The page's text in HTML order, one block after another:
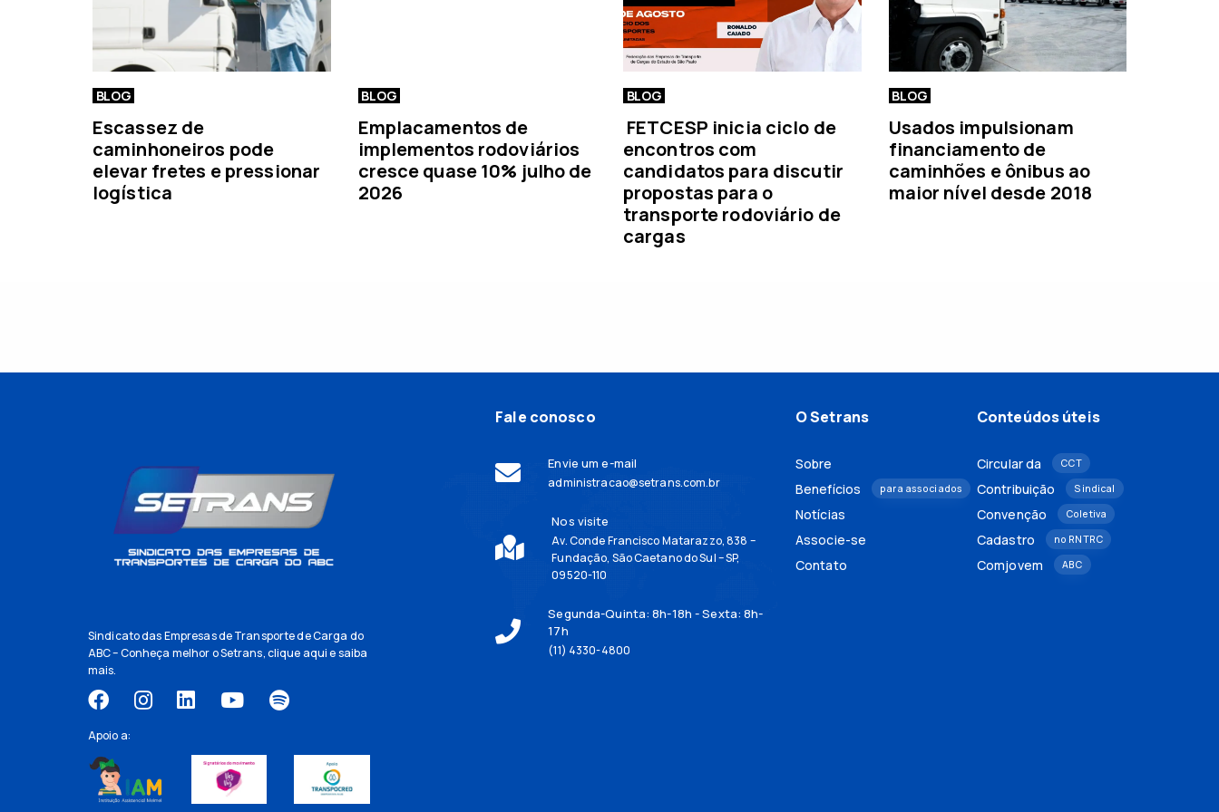
BLOG
Escassez de
caminhoneiros pode
elevar fretes e pressionar
logística
BLOG
Emplacamentos de
implementos rodoviários
cresce quase 10% julho de
2026
BLOG
FETCESP inicia ciclo de
encontros com
candidatos para discutir
propostas para o
transporte rodoviário de
cargas
BLOG
Usados impulsionam
financiamento de
caminhões e ônibus ao
maior nível desde 2018
Sindicato das Empresas de Transporte de Carga do
ABC – Conheça melhor o Setrans,clique aquie saiba
mais.
Apoio a:
Fale conosco
Envie um e-mail
administracao@setrans.com.br
Nos visite
Av. Conde Francisco Matarazzo, 838 –
Fundação, São Caetano do Sul – SP,
09520-110
Segunda-Quinta: 8h-18h - Sexta: 8h-
17h
(11) 4330-4800
O Setrans
Sobre
Benefícios
para associados
Notícias
Associe-se
Contato
Conteúdos úteis
Circular da CCT
Contribuição Sindical
Convenção Coletiva
Cadastro no RNTRC
Comjovem ABC